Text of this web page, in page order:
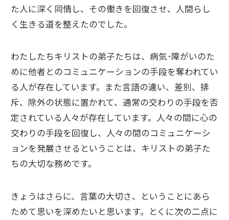
た人に深く同情し、その働きを回復させ、人間らし
く生きる道を整えたのでした。
わたしたちキリストの弟子たちは、病気･障がいのた
めに他者とのコミュニケーションの手段を奪われてい
る人が存在しています。また言語の違い、差別、排
斥、除外の状態に置かれて、通常の交わりの手段を否
定されている人々が存在しています。人々の間に心の
交わりの手段を回復し、人々の間のコミュニケーシ
ョンを発展させるということは、キリストの弟子た
ちの大切な務めです。
きょうはさらに、言葉の大切さ、ということにあら
ためて思いを深めたいと思います。とくに次の二点に